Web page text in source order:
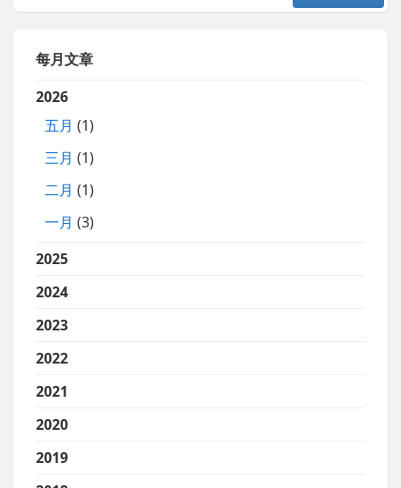
每月文章
2026
五月 (1)
三月 (1)
二月 (1)
一月 (3)
2025
2024
2023
2022
2021
2020
2019